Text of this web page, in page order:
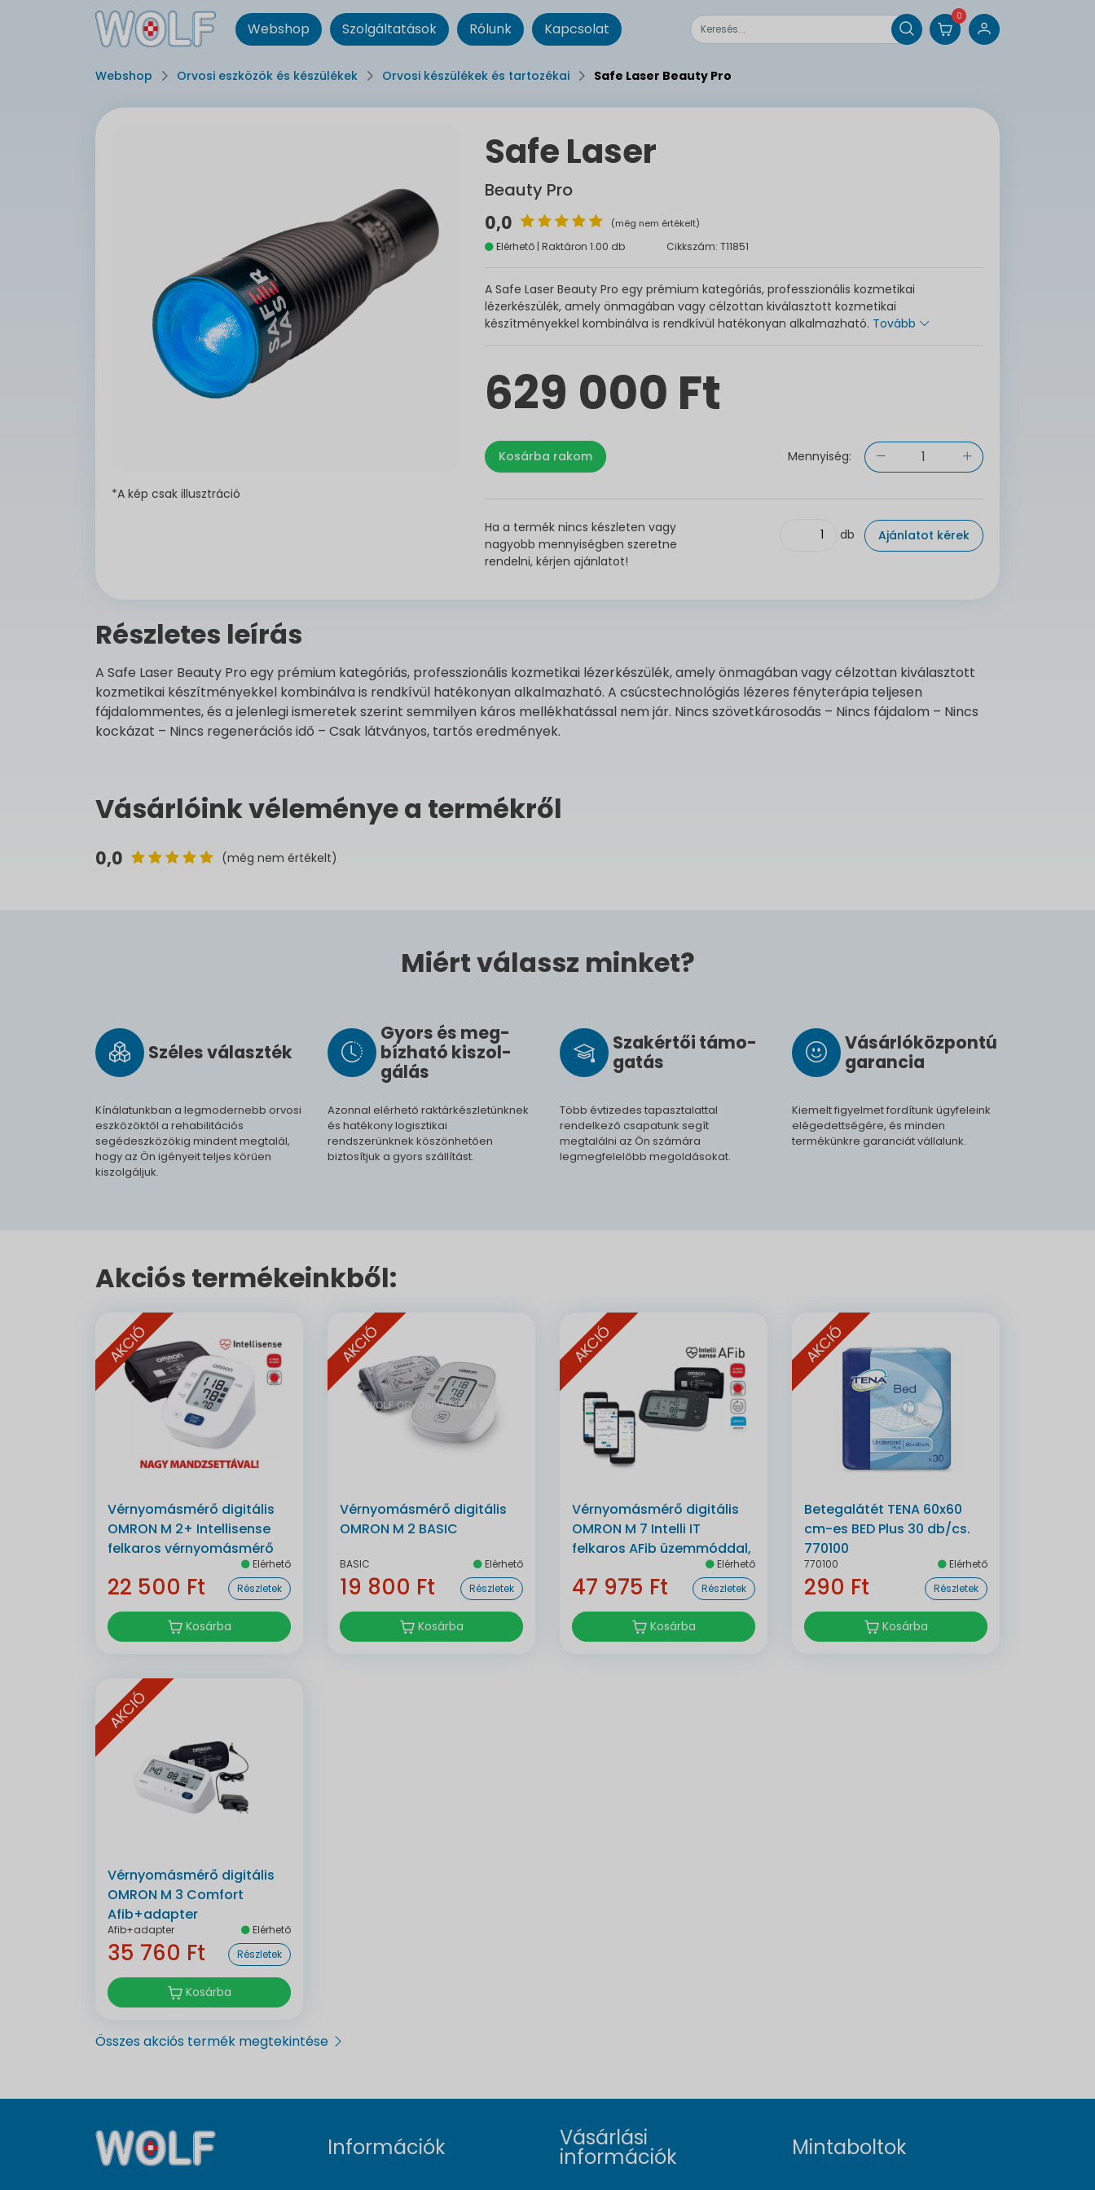
0
Webshop Szolgáltatások Rólunk Kapcsolat
Webshop Orvosi eszközök és készülékek Orvosi készülékek és tartozékai Safe Laser Beauty Pro
*A kép csak illusztráció
Safe Laser
Beauty Pro
0,0 (még nem értékelt)
Elérhető | Raktáron 1.00 db Cikkszám: T11851
A Safe Laser Beauty Pro egy prémium kategóriás, professzionális kozmetikai
lézerkészülék, amely önmagában vagy célzottan kiválasztott kozmetikai
készítményekkel kombinálva is rendkívül hatékonyan alkalmazható. Tovább
629 000 Ft
Mennyiség:
Ha a termék nincs készleten vagy
nagyobb mennyiségben szeretne
rendelni, kérjen ajánlatot!
db Ajánlatot kérek
Részletes leírás
A Safe Laser Beauty Pro egy prémium kategóriás, professzionális kozmetikai lézerkészülék, amely önmagában vagy célzottan kiválasztott
kozmetikai készítményekkel kombinálva is rendkívül hatékonyan alkalmazható. A csúcstechnológiás lézeres fényterápia teljesen
fájdalommentes, és a jelenlegi ismeretek szerint semmilyen káros mellékhatással nem jár. Nincs szövetkárosodás – Nincs fájdalom – Nincs
kockázat – Nincs regenerációs idő – Csak látványos, tartós eredmények.
Vásárlóink véleménye a termékről
0,0 (még nem értékelt)
Miért válassz minket?
Széles vá­lasz­ték
Kínálatunkban a legmodernebb orvosi
eszközöktől a rehabilitációs
segédeszközökig mindent megtalál,
hogy az Ön igényeit teljes körűen
kiszolgáljuk.
Gyors és meg­
bíz­ha­tó ki­szol­
gál­ás
Azonnal elérhető raktárkészletünknek
és hatékony logisztikai
rendszerünknek köszönhetően
biztosítjuk a gyors szállítást.
Szak­értői tá­mo­
ga­tás
Több évtizedes tapasztalattal
rendelkező csapatunk segít
megtalálni az Ön számára
legmegfelelőbb megoldásokat.
Vásárló­köz­pontú
ga­ran­cia
Kiemelt figyelmet fordítunk ügyfeleink
elégedettségére, és minden
termékünkre garanciát vállalunk.
Akciós termékeinkből:
AKCIÓ
Vérnyomásmérő digitális
OMRON M 2+ Intellisense
felkaros vérnyomásmérő
Elérhető
22 500 Ft Részletek
Kosárba
AKCIÓ
Vérnyomásmérő digitális
OMRON M 2 BASIC
BASIC Elérhető
19 800 Ft Részletek
Kosárba
AKCIÓ
Vérnyomásmérő digitális
OMRON M 7 Intelli IT
felkaros AFib üzemmóddal,
bluetoothos automataElérhető
47 975 Ft Részletek
Kosárba
AKCIÓ
Betegalátét TENA 60x60
cm-es BED Plus 30 db/cs.
770100
770100 Elérhető
290 Ft Részletek
Kosárba
AKCIÓ
Vérnyomásmérő digitális
OMRON M 3 Comfort
Afib+adapter
Afib+adapter Elérhető
35 760 Ft Részletek
Kosárba
Összes akciós termék megtekintése
Információk Vásárlási
információk Mintaboltok